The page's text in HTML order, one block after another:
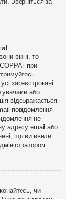
Зверніться за
вірні, то
і при
зареєстровані
або
відображається
повідомлення
не
адресу email або
що ви ввели
чи